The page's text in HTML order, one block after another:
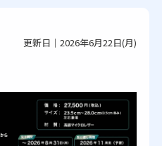
更新日｜2026年6月22日(月)